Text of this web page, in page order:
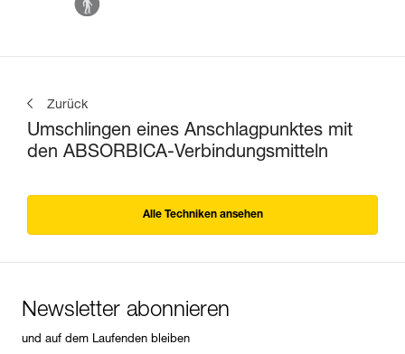
Zurück
Umschlingen eines Anschlagpunktes mit
den ABSORBICA-Verbindungsmitteln
Alle Techniken ansehen
Newsletter abonnieren
und auf dem Laufenden bleiben